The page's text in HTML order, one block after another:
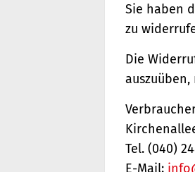
Sie haben
zu
Die
auszuüben,
Tel. (040)
E-Mail: